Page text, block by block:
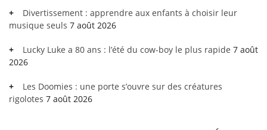
Divertissement : apprendre aux enfants à choisir leur
musique seuls 7 août 2026
Lucky Luke a 80 ans : l’été du cow-boy le plus rapide 7 août
2026
Les Doomies : une porte s’ouvre sur des créatures
rigolotes 7 août 2026